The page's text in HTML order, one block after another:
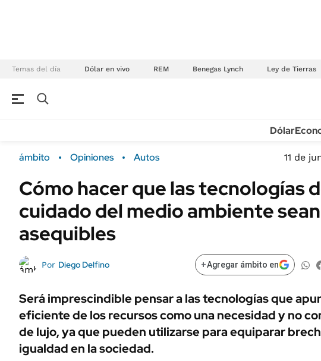
Temas del día Dólar en vivo REM Benegas Lynch Ley de Tierras
Campo
FINANZAS
Dólar
ÁMBITO DEBATE
Sustentabilidad
Seguros
URUGUAY
Dólar
ámbito Opiniones Autos 11 de
Cómo hacer que las tecnologías
cuidado del medio ambiente sean
asequibles
Por Diego Delfino +Agregar ámbito en
Será imprescindible pensar a las tecnologías que
eficiente de los recursos como una necesidad y no
de lujo, ya que pueden utilizarse para equiparar
igualdad en la sociedad.